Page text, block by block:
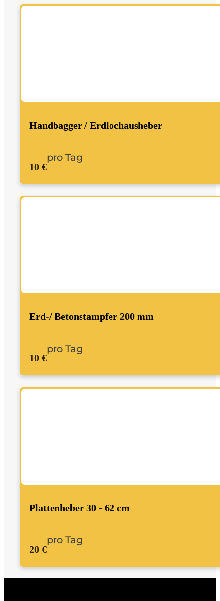
Handbagger / Erdlochausheber
10 €
pro Tag
Erd-/ Betonstampfer 200 mm
10 €
pro Tag
Plattenheber 30 - 62 cm
20 €
pro Tag